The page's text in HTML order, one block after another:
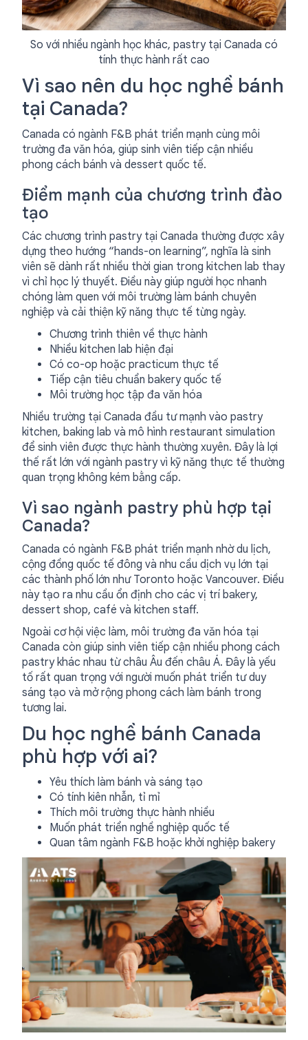
So với nhiều ngành học khác, pastry tại Canada có
tính thực hành rất cao
Vì sao nên du học nghề bánh
tại Canada?
Canada có ngành F&B phát triển mạnh cùng môi
trường đa văn hóa, giúp sinh viên tiếp cận nhiều
phong cách bánh và dessert quốc tế.
Điểm mạnh của chương trình đào
tạo
Các chương trình pastry tại Canada thường được xây
dựng theo hướng “hands-on learning”, nghĩa là sinh
viên sẽ dành rất nhiều thời gian trong kitchen lab thay
vì chỉ học lý thuyết. Điều này giúp người học nhanh
chóng làm quen với môi trường làm bánh chuyên
nghiệp và cải thiện kỹ năng thực tế từng ngày.
Chương trình thiên về thực hành
Nhiều kitchen lab hiện đại
Có co-op hoặc practicum thực tế
Tiếp cận tiêu chuẩn bakery quốc tế
Môi trường học tập đa văn hóa
Nhiều trường tại Canada đầu tư mạnh vào pastry
kitchen, baking lab và mô hình restaurant simulation
để sinh viên được thực hành thường xuyên. Đây là lợi
thế rất lớn với ngành pastry vì kỹ năng thực tế thường
quan trọng không kém bằng cấp.
Vì sao ngành pastry phù hợp tại
Canada?
Canada có ngành F&B phát triển mạnh nhờ du lịch,
cộng đồng quốc tế đông và nhu cầu dịch vụ lớn tại
các thành phố lớn như Toronto hoặc Vancouver. Điều
này tạo ra nhu cầu ổn định cho các vị trí bakery,
dessert shop, café và kitchen staff.
Ngoài cơ hội việc làm, môi trường đa văn hóa tại
Canada còn giúp sinh viên tiếp cận nhiều phong cách
pastry khác nhau từ châu Âu đến châu Á. Đây là yếu
tố rất quan trọng với người muốn phát triển tư duy
sáng tạo và mở rộng phong cách làm bánh trong
tương lai.
Du học nghề bánh Canada
phù hợp với ai?
Yêu thích làm bánh và sáng tạo
Có tính kiên nhẫn, tỉ mỉ
Thích môi trường thực hành nhiều
Muốn phát triển nghề nghiệp quốc tế
Quan tâm ngành F&B hoặc khởi nghiệp bakery